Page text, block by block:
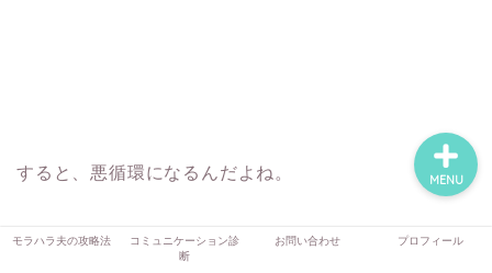
すると、悪循環になるんだよね。
モラハラ夫の攻略法
コミュニケーション診
断
お問い合わせ プロフィール
MENU